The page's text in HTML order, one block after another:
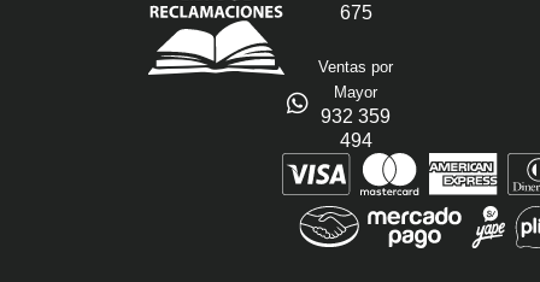
675
Ventas por
Mayor
932 359
494